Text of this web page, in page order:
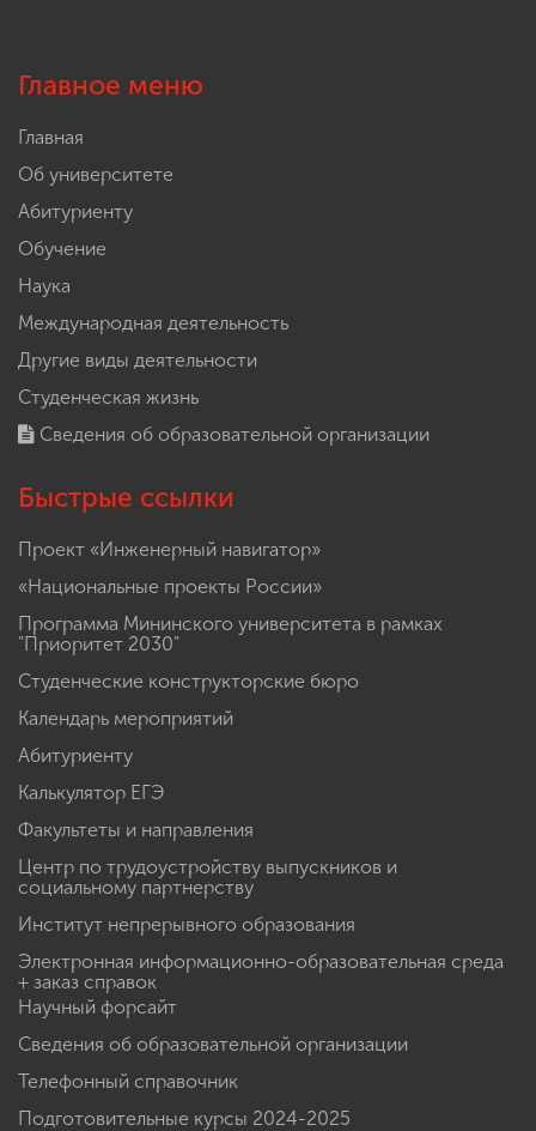
Главное меню
Главная
Об университете
Абитуриенту
Обучение
Наука
Международная деятельность
Другие виды деятельности
Студенческая жизнь
Сведения об образовательной организации
Быстрые ссылки
Проект «Инженерный навигатор»
«Национальные проекты России»
Программа Мининского университета в рамках
"Приоритет 2030"
Студенческие конструкторские бюро
Календарь мероприятий
Абитуриенту
Калькулятор ЕГЭ
Факультеты и направления
Центр по трудоустройству выпускников и
социальному партнерству
Институт непрерывного образования
Электронная информационно-образовательная среда
+ заказ справок
Научный форсайт
Сведения об образовательной организации
Телефонный справочник
Подготовительные курсы 2024-2025